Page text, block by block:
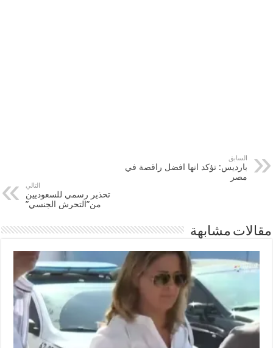
السابق
بارديس: تؤكد انها افضل راقصة في
مصر
التالي
تحذير رسمي للسعوديين
من”التحرش الجنسي”
مقالات مشابهة